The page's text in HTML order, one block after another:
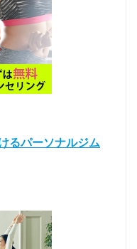
るパーソナルジム